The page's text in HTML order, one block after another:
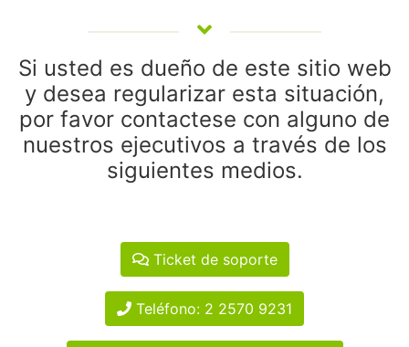
Si usted es dueño de este sitio web
y desea regularizar esta situación,
por favor contactese con alguno de
nuestros ejecutivos a través de los
siguientes medios.
Ticket de soporte
Teléfono: 2 2570 9231